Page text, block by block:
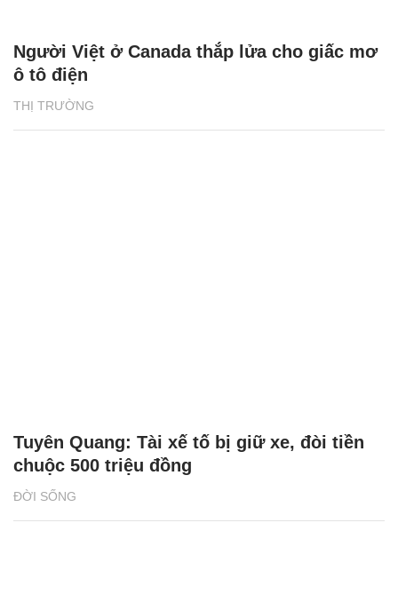
THỊ TRƯỜNG
Người Việt ở Canada thắp lửa cho giấc mơ
ô tô điện
ĐỜI SỐNG
Tuyên Quang: Tài xế tố bị giữ xe, đòi tiền
chuộc 500 triệu đồng